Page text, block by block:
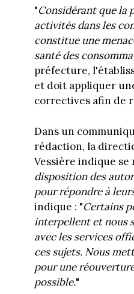
"Considérant que la
activités dans les
constitue une
santé des
préfecture,
et doit appliquer
correctives afin de
Dans un
rédaction, la
Vessière indique se
disposition des
pour répondre à
indique : "Certains
interpellent et nous
avec les services
ces sujets. Nous
pour une
possible."